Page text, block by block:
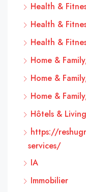
Health &
Health &
Health &
Home &
Home &
Home &
Hôtels & Living
https://
services/
IA
Immobilier